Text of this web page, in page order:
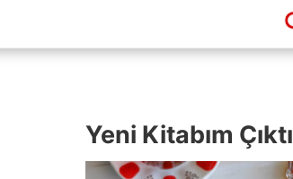
Yeni Kitabım Çıktı